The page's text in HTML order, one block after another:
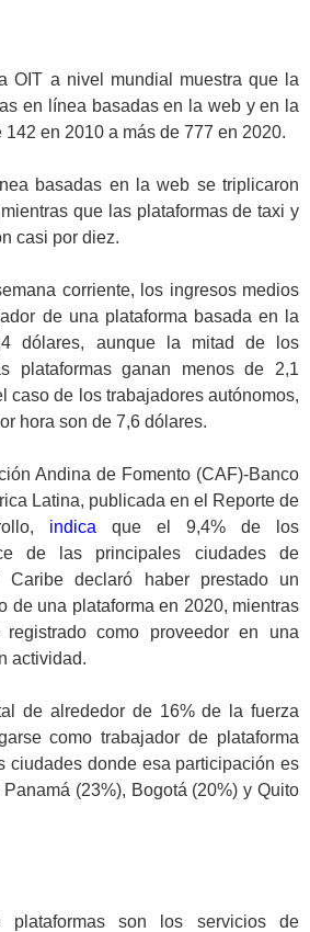
OIT a nivel mundial muestra que la
en línea basadas en la web y en la
en 2010 a más de 777 en 2020.
basadas en la web se triplicaron
que las plataformas de taxi y
casi por diez.
corriente, los ingresos medios
de una plataforma basada en la
dólares, aunque la mitad de los
plataformas ganan menos de 2,1
caso de los trabajadores autónomos,
hora son de 7,6 dólares.
Andina de Fomento (CAF)-Banco
Latina, publicada en el Reporte de
indica que el 9,4% de los
de las principales ciudades de
declaró haber prestado un
de una plataforma en 2020, mientras
como proveedor en una
actividad.
de alrededor de 16% de la fuerza
como trabajador de plataforma
ciudades donde esa participación es
(23%), Bogotá (20%) y Quito
plataformas son los servicios de